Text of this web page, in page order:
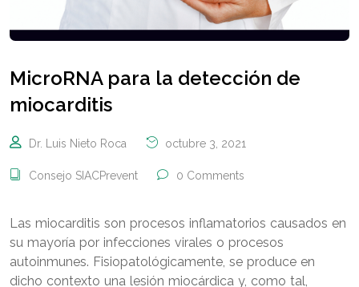
MicroRNA para la detección de
miocarditis
Dr. Luis Nieto Roca octubre 3, 2021
Consejo SIACPrevent 0 Comments
Las miocarditis son procesos inflamatorios causados en
su mayoría por infecciones virales o procesos
autoinmunes. Fisiopatológicamente, se produce en
dicho contexto una lesión miocárdica y, como tal,